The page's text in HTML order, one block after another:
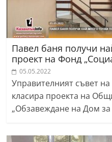
Павел баня получи
проект на Фонд
05.05.2022
Управителният съвет
класира проекта на
„Обзавеждане на Дом за